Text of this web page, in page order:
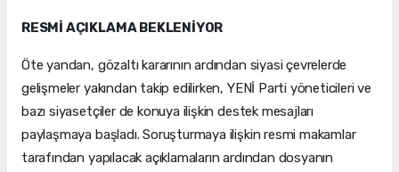
RESMİ AÇIKLAMA BEKLENİYOR
Öte yandan, gözaltı kararının ardından siyasi çevrelerde
gelişmeler yakından takip edilirken, YENİ Parti yöneticileri ve
bazı siyasetçiler de konuya ilişkin destek mesajları
paylaşmaya başladı. Soruşturmaya ilişkin resmi makamlar
tarafından yapılacak açıklamaların ardından dosyanın